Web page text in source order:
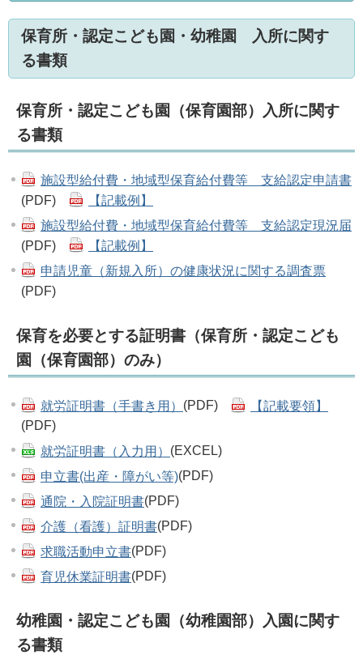
保育所・認定こども園・幼稚園 入所に関す
る書類
保育所・認定こども園（保育園部）入所に関す
る書類
施設型給付費・地域型保育給付費等 支給認定申請書
(PDF)
【記載例】
施設型給付費・地域型保育給付費等 支給認定現況届
(PDF)
【記載例】
申請児童（新規入所）の健康状況に関する調査票
(PDF)
保育を必要とする証明書（保育所・認定こども
園（保育園部）のみ）
就労証明書（手書き用） (PDF)
【記載要領】
(PDF)
就労証明書（入力用） (EXCEL)
申立書(出産・障がい等)(PDF)
通院・入院証明書(PDF)
介護（看護）証明書(PDF)
求職活動申立書(PDF)
育児休業証明書(PDF)
幼稚園・認定こども園（幼稚園部）入園に関す
る書類